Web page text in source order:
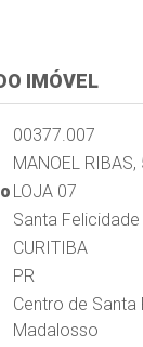
IMÓVEL
00377.007
MANOEL
LOJA 07
Santa Felicidade
CURITIBA
PR
Centro de
Madalosso